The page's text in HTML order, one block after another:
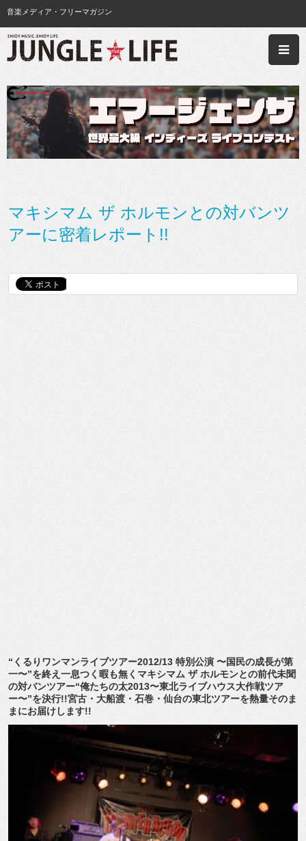
音楽メディア・フリーマガジン
マキシマム ザ ホルモンとの対バンツ
アーに密着レポート!!
“くるりワンマンライブツアー2012/13 特別公演 〜国民の成長が第
一〜”を終え一息つく暇も無くマキシマム ザ ホルモンとの前代未聞
の対バンツアー“俺たちの太2013〜東北ライブハウス大作戦ツア
ー〜”を決行!!宮古・大船渡・石巻・仙台の東北ツアーを熱量そのま
まにお届けします!!